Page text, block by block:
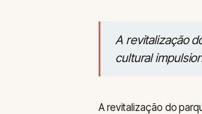
A revitalização
cultural
A revitalização do